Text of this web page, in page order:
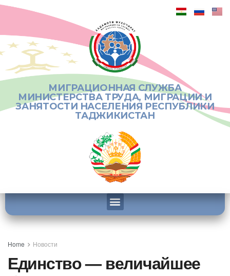
МИГРАЦИОННАЯ СЛУЖБА
МИНИСТЕРСТВА ТРУДА, МИГРАЦИИ И
ЗАНЯТОСТИ НАСЕЛЕНИЯ РЕСПУБЛИКИ
ТАДЖИКИСТАН
Home Новости
Единство — величайшее